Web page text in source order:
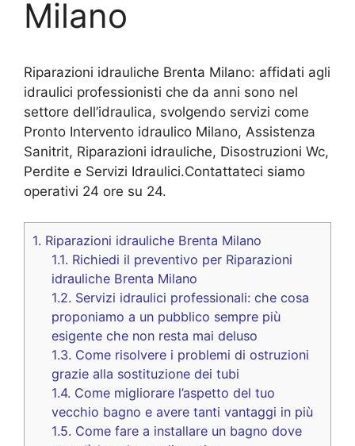
Milano
Riparazioni idrauliche Brenta Milano: affidati agli
idraulici professionisti che da anni sono nel
settore dell’idraulica, svolgendo servizi come
Pronto Intervento idraulico Milano, Assistenza
Sanitrit, Riparazioni idrauliche, Disostruzioni Wc,
Perdite e Servizi Idraulici.Contattateci siamo
operativi 24 ore su 24.
1. Riparazioni idrauliche Brenta Milano
1.1. Richiedi il preventivo per Riparazioni
idrauliche Brenta Milano
1.2. Servizi idraulici professionali: che cosa
proponiamo a un pubblico sempre più
esigente che non resta mai deluso
1.3. Come risolvere i problemi di ostruzioni
grazie alla sostituzione dei tubi
1.4. Come migliorare l’aspetto del tuo
vecchio bagno e avere tanti vantaggi in più
1.5. Come fare a installare un bagno dove